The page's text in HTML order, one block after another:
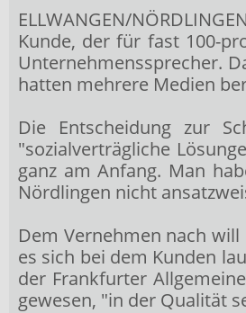
ELLWANGEN/
Kunde, der für fast 100-
Unternehmenssprecher.
hatten mehrere Medien
Die Entscheidung zur
"sozialverträgliche
ganz am Anfang. Man
Nördlingen nicht
Dem Vernehmen nach
es sich bei dem Kunden
der Frankfurter
gewesen, "in der Qualität